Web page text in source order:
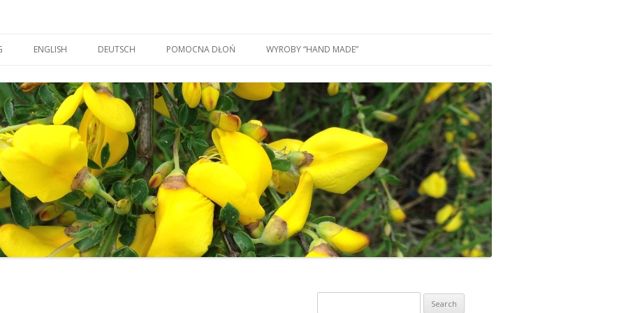
START
ŻYWIENIE
ENGLISH DEUTSCH POMOCNA DŁOŃ WYROBY “HAND MADE”
NOWY ZNAK GRAFICZNY
Z PIECA CHLEBOWEGO
POMYŚL CO BY TU JESZCZE…
KOSZULKI I NIE TYLKO
PRZETWORY DOMOWE
ZABAWKI DZIECIĘCE